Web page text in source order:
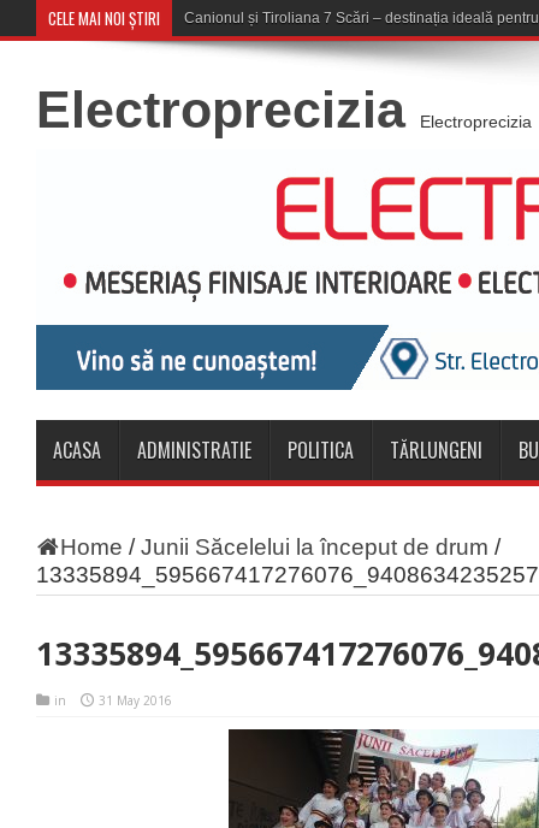
CELE MAI NOI ȘTIRI Concert în aer liber la Kom
Electroprecizia Electroprecizia
ACASA ADMINISTRATIE POLITICA TĂRLUNGENI
Home /Junii Săcelelui la început de drum /
in 31 May 2016